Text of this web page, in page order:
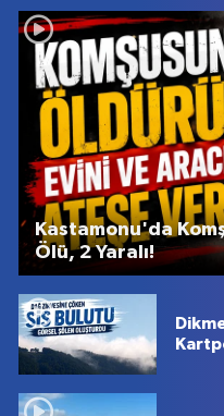
Kastamonu'da
Ölü, 2 Yaralı!